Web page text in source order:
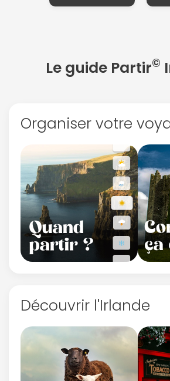
Le guide Partir©
Organiser votre
Découvrir l'Irlande